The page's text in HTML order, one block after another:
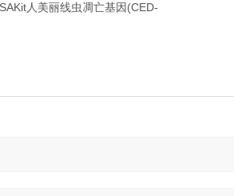
人美丽线虫凋亡基因 (CED-